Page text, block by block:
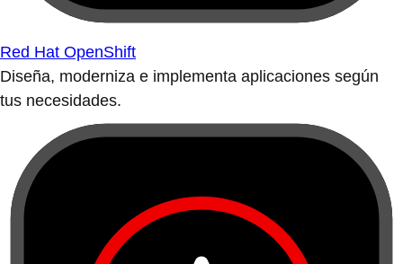
Red Hat OpenShift
Diseña, moderniza e implementa aplicaciones según
tus necesidades.